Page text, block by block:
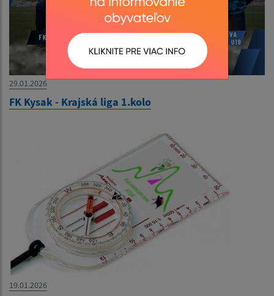
29.01.2026
FK Kysak - Krajská liga 1.kolo
19.01.2026